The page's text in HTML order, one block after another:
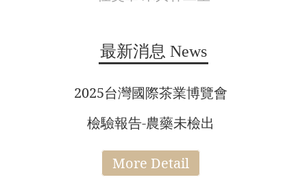
最新消息 News
2025台灣國際茶業博覽會
檢驗報告-農藥未檢出
More Detail